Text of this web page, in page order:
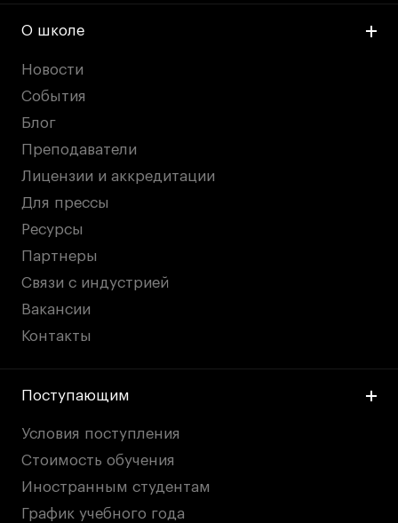
О школе
Новости
События
Блог
Преподаватели
Лицензии и аккредитации
Для прессы
Ресурсы
Партнеры
Связи с индустрией
Вакансии
Контакты
Поступающим
Условия поступления
Стоимость обучения
Иностранным студентам
График учебного года